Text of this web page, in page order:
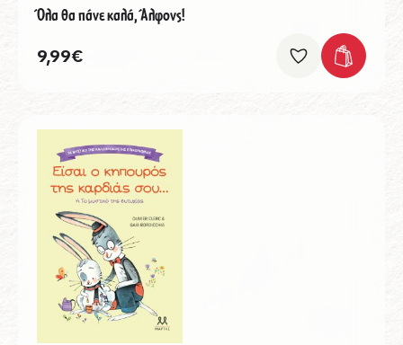
Όλα θα πάνε καλά, Άλφονς!
9,99€